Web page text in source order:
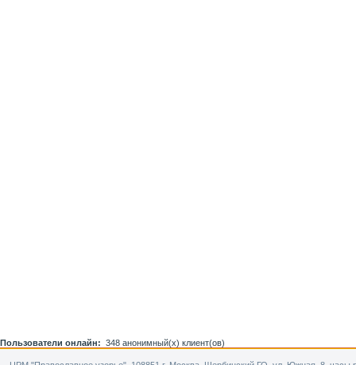
Пользователи онлайн: 348 анонимный(х) клиент(ов)